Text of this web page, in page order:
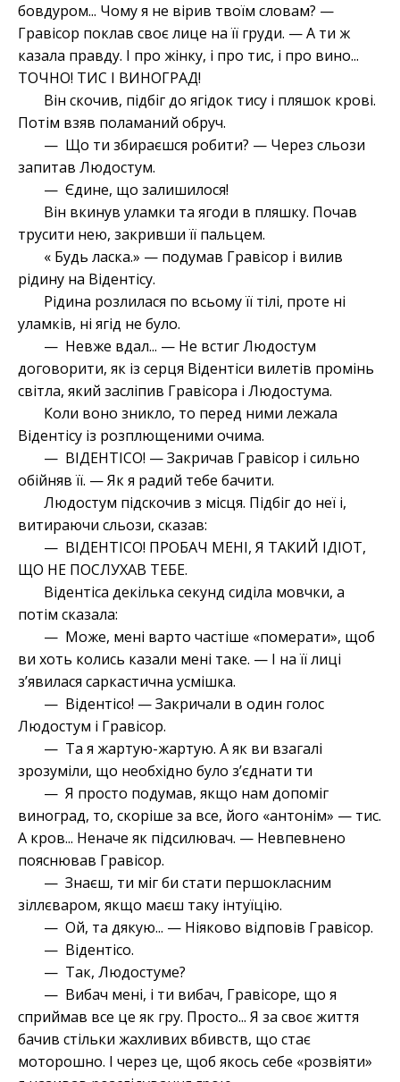
бовдуром... Чому я не вірив твоїм словам? —
Гравісор поклав своє лице на її груди. — А ти ж
казала правду. І про жінку, і про тис, і про вино...
ТОЧНО! ТИС І ВИНОГРАД!
Він скочив, підбіг до ягідок тису і пляшок крові.
Потім взяв поламаний обруч.
— Що ти збираєшся робити? — Через сльози
запитав Людостум.
— Єдине, що залишилося!
Він вкинув уламки та ягоди в пляшку. Почав
трусити нею, закривши її пальцем.
« Будь ласка.» — подумав Гравісор і вилив
рідину на Відентісу.
Рідина розлилася по всьому її тілі, проте ні
уламків, ні ягід не було.
— Невже вдал... — Не встиг Людостум
договорити, як із серця Відентіси вилетів промінь
світла, який засліпив Гравісора і Людостума.
Коли воно зникло, то перед ними лежала
Відентісу із розплющеними очима.
— ВІДЕНТІСО! — Закричав Гравісор і сильно
обійняв її. — Як я радий тебе бачити.
Людостум підскочив з місця. Підбіг до неї і,
витираючи сльози, сказав:
— ВІДЕНТІСО! ПРОБАЧ МЕНІ, Я ТАКИЙ ІДІОТ,
ЩО НЕ ПОСЛУХАВ ТЕБЕ.
Відентіса декілька секунд сиділа мовчки, а
потім сказала:
— Може, мені варто частіше «померати», щоб
ви хоть колись казали мені таке. — І на її лиці
з’явилася саркастична усмішка.
— Відентісо! — Закричали в один голос
Людостум і Гравісор.
— Та я жартую-жартую. А як ви взагалі
зрозуміли, що необхідно було з’єднати ти
— Я просто подумав, якщо нам допоміг
виноград, то, скоріше за все, його «антонім» — тис.
А кров... Неначе як підсилювач. — Невпевнено
пояснював Гравісор.
— Знаєш, ти міг би стати першокласним
зіллєваром, якщо маєш таку інтуїцію.
— Ой, та дякую... — Ніяково відповів Гравісор.
— Відентісо.
— Так, Людостуме?
— Вибач мені, і ти вибач, Гравісоре, що я
сприймав все це як гру. Просто... Я за своє життя
бачив стільки жахливих вбивств, що стає
моторошно. І через це, щоб якось себе «розвіяти»